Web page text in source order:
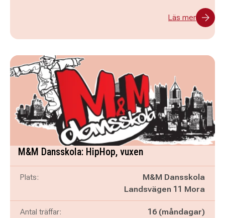
Läs mer
M&M Dansskola: HipHop, vuxen
Plats:
M&M Dansskola
Landsvägen 11 Mora
Antal träffar: 16 (måndagar)